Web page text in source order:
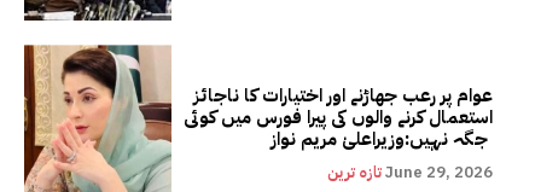
عوام پر رعب جھاڑنے اور اختیارات کا ناجائز
استعمال کرنے والوں کی پیرا فورس میں کوئی
تازہ ترینJune 29, 2026